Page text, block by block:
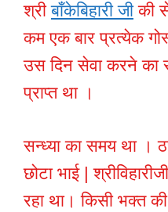
श्रीबाँकेबिहारी जीकी
कम एक बार प्रत्येक
उस दिन सेवा करने का
प्राप्त था ।
सन्ध्या का समय था ।
छोटा भाई |
रहा था। किसी भक्त